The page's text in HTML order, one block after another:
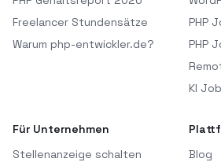
Freelancer Stundensätze
Warum php-entwickler.de?
PHP
PHP
KI
Für Unternehmen
Stellenanzeige schalten
Blog